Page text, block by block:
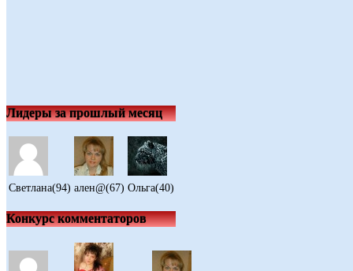
Лидеры за прошлый месяц
Светлана(94) ален@(67) Ольга(40)
Конкурс комментаторов